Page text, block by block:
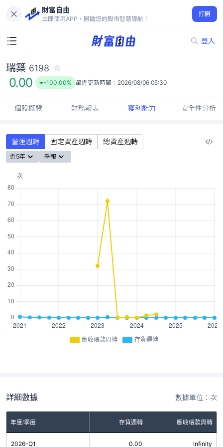
財富自由
立即使用APP，開啟您的股市智慧導航！
打開
登入
0.00
-100.00%
瑞築 6198
0.00 -100.00% 最近更新時間： 2026/08/06 05:30
個股概覽 財務報表 獲利能力 安全性分析
營運週轉 固定資產週轉 總資產週轉
近5年 季報
應收帳款周轉 存貨週轉
詳細數據 數據單位：次
年度/季度 存貨週轉 應收帳款周轉
2026-Q1 0.00 Infinity